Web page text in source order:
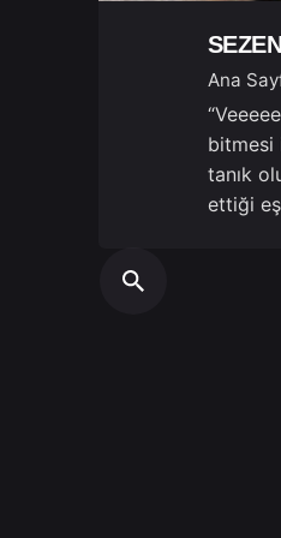
Ana
bitmesi
tanık
ettiği